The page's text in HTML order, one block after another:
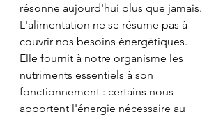
résonne aujourd'hui plus que jamais.
L'alimentation ne se résume pas à
couvrir nos besoins énergétiques.
Elle fournit à notre organisme les
nutriments essentiels à son
fonctionnement : certains nous
apportent l'énergie nécessaire au